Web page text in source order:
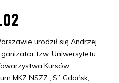
urodził się Andrzej
tzw. Uniwersytetu
Kursów
MKZ NSZZ „S” Gdańsk;